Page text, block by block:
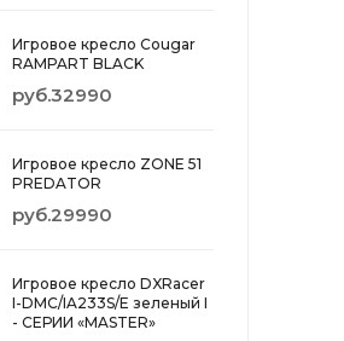
Игровое кресло Cougar
RAMPART BLACK
руб.32990
Игровое кресло ZONE 51
PREDATOR
руб.29990
Игровое кресло DXRacer
I-DMC/IA233S/E зеленый I
- СЕРИИ «MASTER»